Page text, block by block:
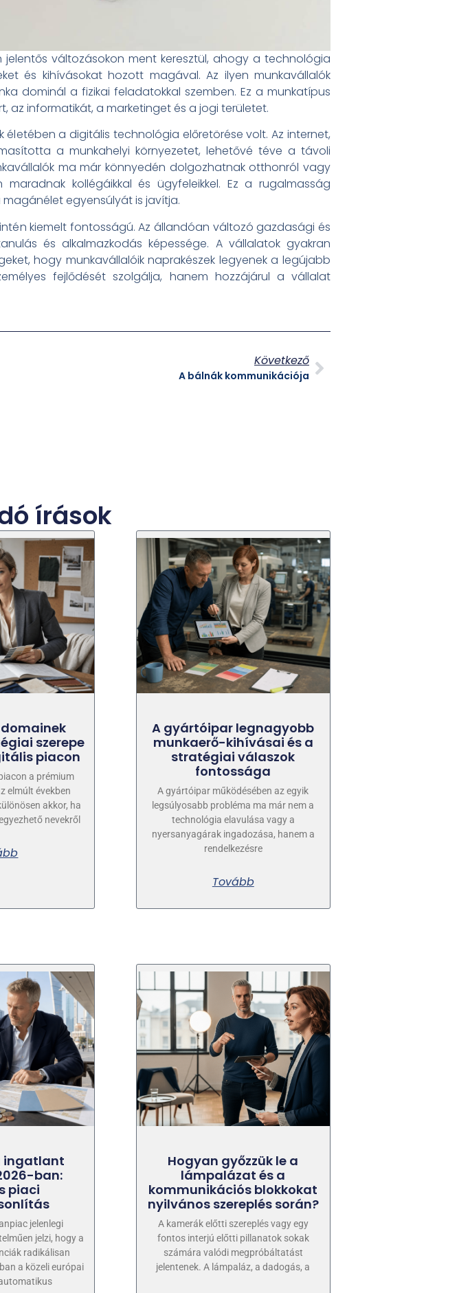
változásokon ment keresztül, ahogy a technológia
és kihívásokat hozott magával. Az ilyen munkavállalók
dominál a fizikai feladatokkal szemben. Ez a munkatípus
informatikát, a marketinget és a jogi területet.
a digitális technológia előretörése volt. Az internet,
a munkahelyi környezetet, lehetővé téve a távoli
ma már könnyedén dolgozhatnak otthonról vagy
kollégáikkal és ügyfeleikkel. Ez a rugalmasság
egyensúlyát is javítja.
kiemelt fontosságú. Az állandóan változó gazdasági és
és alkalmazkodás képessége. A vállalatok gyakran
hogy munkavállalóik naprakészek legyenek a legújabb
fejlődését szolgálja, hanem hozzájárul a vállalat
Következő
A bálnák kommunikációja
írások
szerepe
piacon
a prémium
elmúlt években
akkor, ha
nevekről
A gyártóipar legnagyobb
munkaerő-kihívásai és a
stratégiai válaszok
fontossága
A gyártóipar működésében az egyik
legsúlyosabb probléma ma már nem a
technológia elavulása vagy a
nyersanyagárak ingadozása, hanem a
rendelkezésre
Tovább
ingatlant
ban:
piaci
jelenlegi
jelzi, hogy a
radikálisan
a közeli európai
Hogyan győzzük le a
lámpalázat és a
kommunikációs blokkokat
nyilvános szereplés során?
A kamerák előtti szereplés vagy egy
fontos interjú előtti pillanatok sokak
számára valódi megpróbáltatást
jelentenek. A lámpaláz, a dadogás, a